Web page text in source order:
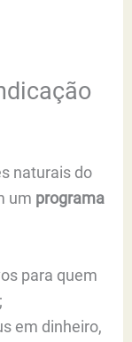
naturais do
um programa
para quem
em dinheiro,